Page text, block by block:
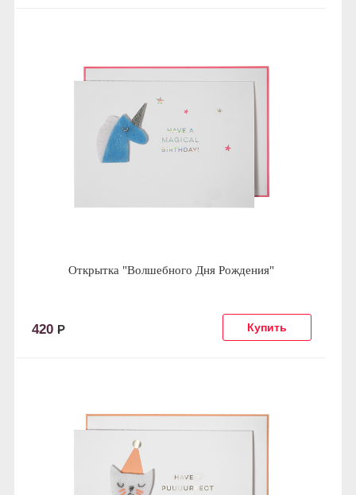
Открытка "Волшебного Дня Рождения"
420 Р